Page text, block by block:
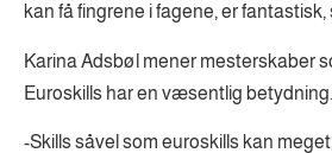
kan få fingrene i fagene, er
Karina Adsbøl mener mesterskaber
Euroskills har en væsentlig betydning.
-Skills såvel som euroskills kan